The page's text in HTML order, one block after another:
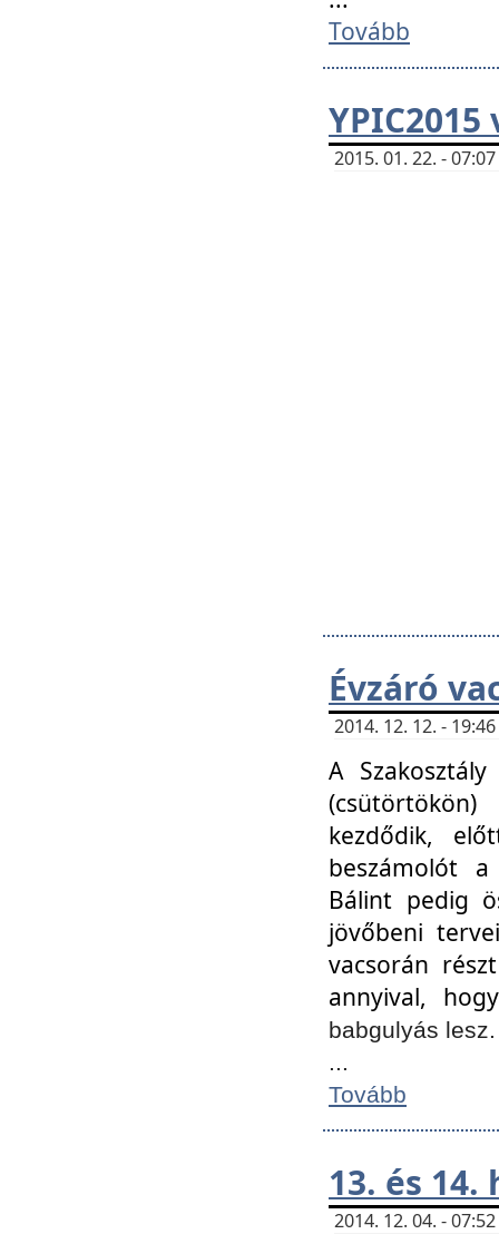
Tovább
YPIC2015
2015. 01. 22. -
Évzáró
2014. 12. 12. -
A
kezdődik,
beszámolót
Bálint pedig
jövőbeni
vacsorán
annyival,
babgulyás
...
Tovább
13. és
2014. 12. 04. -